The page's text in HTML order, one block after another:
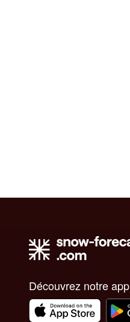
Découvrez notre app